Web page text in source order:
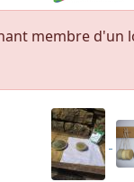
membre d'un